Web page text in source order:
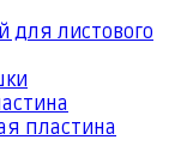
для листового
пластина